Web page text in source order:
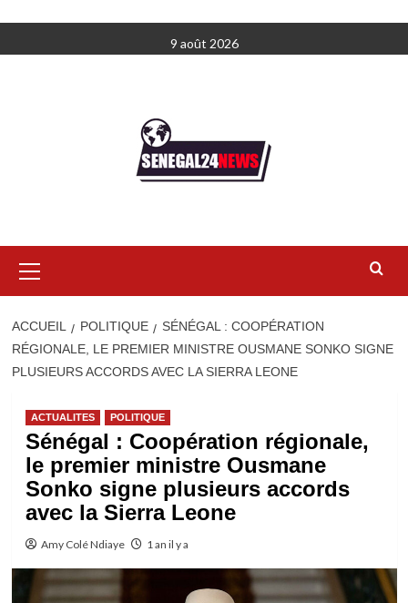
au
9 août 2026
principal
ACCUEIL POLITIQUE
SÉNÉGAL : COOPÉRATION
RÉGIONALE, LE PREMIER MINISTRE OUSMANE SONKO SIGNE
PLUSIEURS ACCORDS AVEC LA SIERRA LEONE
ACTUALITES POLITIQUE
Sénégal : Coopération régionale,
le premier ministre Ousmane
Sonko signe plusieurs accords
avec la Sierra Leone
Amy Colé Ndiaye 1 an il y a